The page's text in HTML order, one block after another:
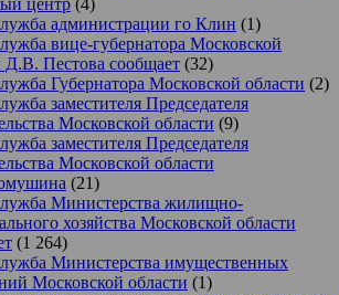
центр (4)
администрации го Клин (1)
вице-губернатора Московской
Д.В. Пестова сообщает (32)
Губернатора Московской области (2)
заместителя Председателя
Московской области (9)
заместителя Председателя
Московской области
(21)
Министерства жилищно-
хозяйства Московской области
(1 264)
Министерства имущественных
Московской области (1)